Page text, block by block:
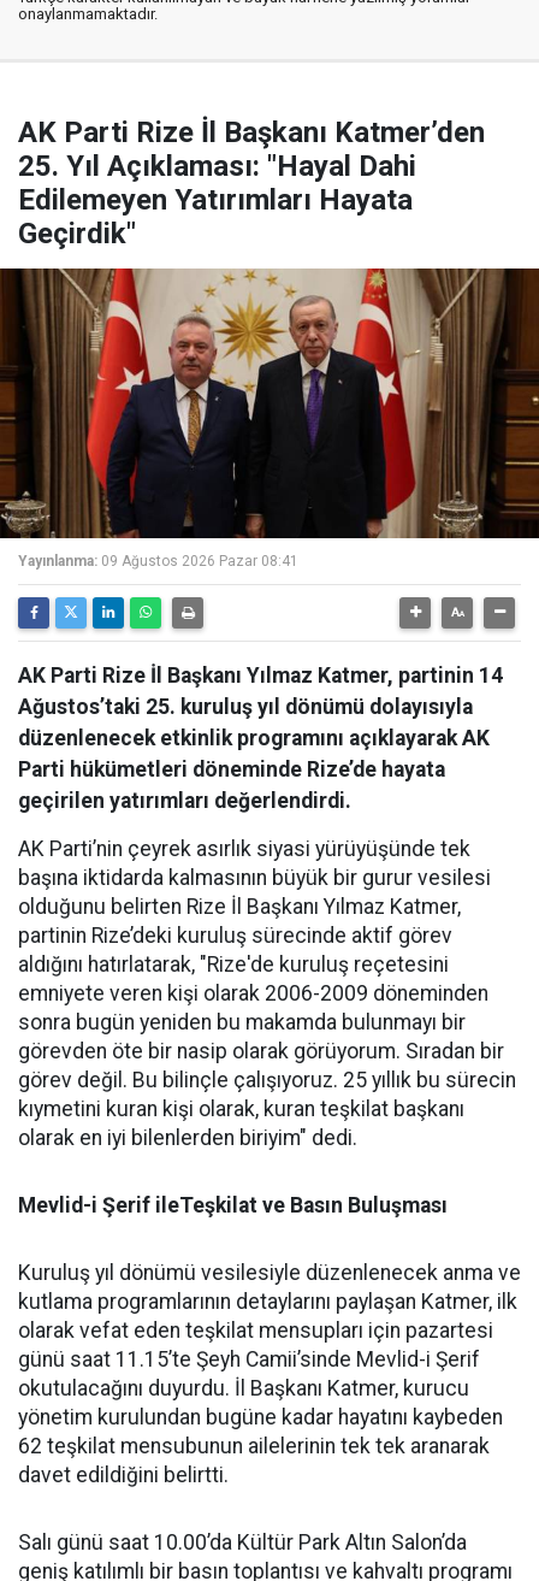
onaylanmamaktadır.
AK Parti Rize İl Başkanı Katmer’den
25. Yıl Açıklaması: "Hayal Dahi
Edilemeyen Yatırımları Hayata
Geçirdik"
Yayınlanma: 09 Ağustos 2026 Pazar 08:41
AK Parti Rize İl Başkanı Yılmaz Katmer, partinin 14
Ağustos’taki 25. kuruluş yıl dönümü dolayısıyla
düzenlenecek etkinlik programını açıklayarak AK
Parti hükümetleri döneminde Rize’de hayata
geçirilen yatırımları değerlendirdi.
AK Parti’nin çeyrek asırlık siyasi yürüyüşünde tek
başına iktidarda kalmasının büyük bir gurur vesilesi
olduğunu belirten Rize İl Başkanı Yılmaz Katmer,
partinin Rize’deki kuruluş sürecinde aktif görev
aldığını hatırlatarak, "Rize'de kuruluş reçetesini
emniyete veren kişi olarak 2006-2009 döneminden
sonra bugün yeniden bu makamda bulunmayı bir
görevden öte bir nasip olarak görüyorum. Sıradan bir
görev değil. Bu bilinçle çalışıyoruz. 25 yıllık bu sürecin
kıymetini kuran kişi olarak, kuran teşkilat başkanı
olarak en iyi bilenlerden biriyim" dedi.
Mevlid-i Şerif ileTeşkilat ve Basın Buluşması
Kuruluş yıl dönümü vesilesiyle düzenlenecek anma ve
kutlama programlarının detaylarını paylaşan Katmer, ilk
olarak vefat eden teşkilat mensupları için pazartesi
günü saat 11.15’te Şeyh Camii’sinde Mevlid-i Şerif
okutulacağını duyurdu. İl Başkanı Katmer, kurucu
yönetim kurulundan bugüne kadar hayatını kaybeden
62 teşkilat mensubunun ailelerinin tek tek aranarak
davet edildiğini belirtti.
Salı günü saat 10.00’da Kültür Park Altın Salon’da
geniş katılımlı bir basın toplantısı ve kahvaltı programı